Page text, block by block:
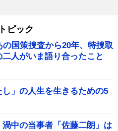
ピック
国策捜査から20年、特捜取
人がいま語り合ったこと
」の人生を生きるための5
渦中の当事者「佐藤二朗」は